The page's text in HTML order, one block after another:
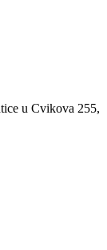
u Cvikova 255,